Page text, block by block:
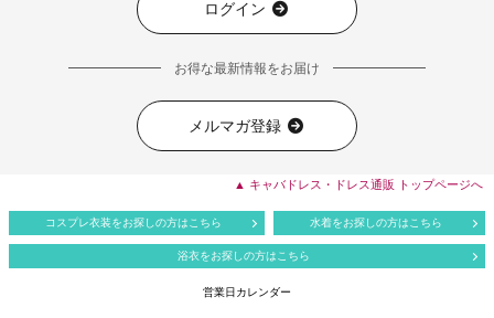
ログイン
お得な最新情報をお届け
メルマガ登録
▲ キャバドレス・ドレス通販 トップページへ
コスプレ衣装をお探しの方はこちら 水着をお探しの方はこちら
浴衣をお探しの方はこちら
営業日カレンダー